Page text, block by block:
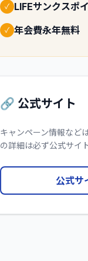
✓ LIFEサンクスポ
✓ 年会費永年無料
🔗 公式サイト
キャンペーン情報など
の詳細は必ず公式サイ
公式サ